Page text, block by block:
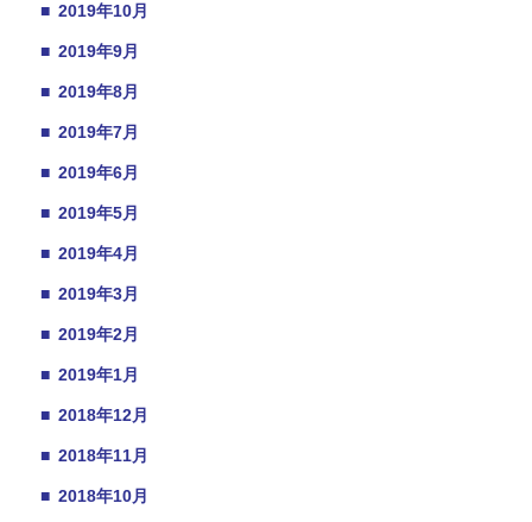
■ 2019年10月
■ 2019年9月
■ 2019年8月
■ 2019年7月
■ 2019年6月
■ 2019年5月
■ 2019年4月
■ 2019年3月
■ 2019年2月
■ 2019年1月
■ 2018年12月
■ 2018年11月
■ 2018年10月